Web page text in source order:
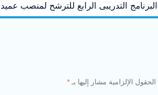
البرنامج التدريبى الرابع للترشح لمنصب
الحقول الإلزامية مشار إليها بـ *